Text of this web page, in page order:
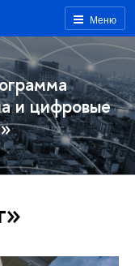
Меню
и цифровые